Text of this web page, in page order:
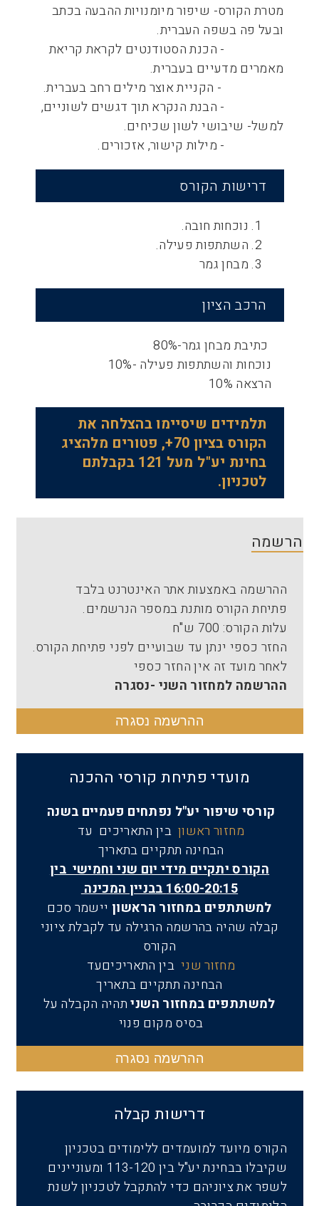
מטרת הקורס- שיפור מיומנויות ההבעה בכתב
ובעל פה בשפה העברית.
- הכנת הסטודנטים לקראת קריאת
מאמרים מדעיים בעברית.
- הקניית אוצר מילים רחב בעברית.
- הבנת הנקרא תוך דגשים לשוניים,
למשל- שיבושי לשון שכיחים.
- מילות קישור, אזכורים.
דרישות הקורס
הרכב הציון
כתיבת מבחן גמר-80%
נוכחות והשתתפות פעילה -10%
הרצאה 10%
תלמידים שיסיימו בהצלחה את
הקורס בציון 70+, פטורים מלהציג
בחינת יע"ל מעל 121 בקבלתם
לטכניון.
הרשמה
ההרשמה באמצעות אתר האינטרנט בלבד
פתיחת הקורס מותנת במספר הנרשמים.
עלות הקורס: 700 ש"ח
החזר כספי ינתן עד שבועיים לפני פתיחת הקורס.
לאחר מועד זה אין החזר כספי
ההרשמה למחזור השני -נסגרה
ההרשמה נסגרה
מועדי פתיחת קורסי ההכנה
קורסי שיפור יע"ל נפתחים פעמיים בשנה
מחזור ראשון בין התאריכים עד
הבחינה תתקיים בתאריך
הקורס יתקיים מידי יום שני וחמישי בין
16:00-20:15 בבניין המכינה
למשתתפים במחזור הראשון יישמר סכם
קבלה שהיה בהרשמה הרגילה עד לקבלת ציוני
הקורס
מחזור שני בין התאריכיםעד
הבחינה תתקיים בתאריך
למשתתפים במחזור השניתהיה הקבלה על
בסיס מקום פנוי
ההרשמה נסגרה
דרישות קבלה
הקורס מיועד למועמדים ללימודים בטכניון
שקיבלו בבחינת יע"ל בין 113-120 ומעוניינים
לשפר את ציוניהם כדי להתקבל לטכניון לשנת